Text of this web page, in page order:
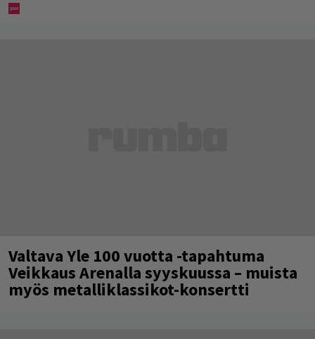
Valtava Yle 100 vuotta -tapahtuma
Veikkaus Arenalla syyskuussa – muista
myös metalliklassikot-konsertti